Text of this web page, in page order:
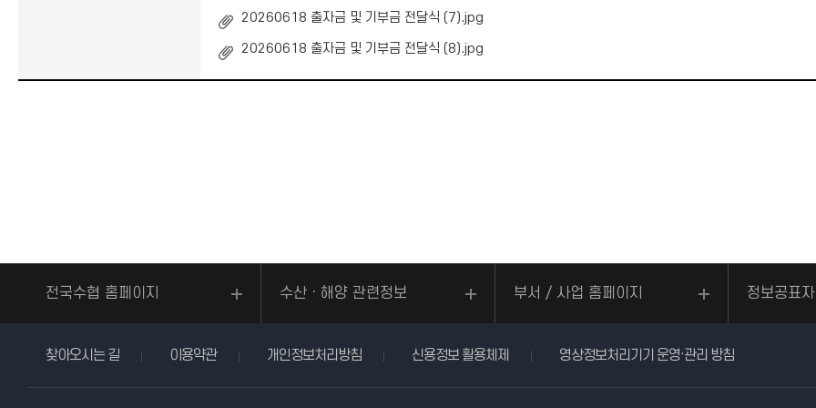
20260618 출자금 및 기부금 전달식 (7).jpg
20260618 출자금 및 기부금 전달식 (8).jpg
전국수협 홈페이지 수산ㆍ해양 관련정보 부서 / 사업 홈페이지 정보공표
찾아오시는 길 이용약관 개인정보처리방침 신용정보 활용체제 영상정보처리기기 운영·관리 방침